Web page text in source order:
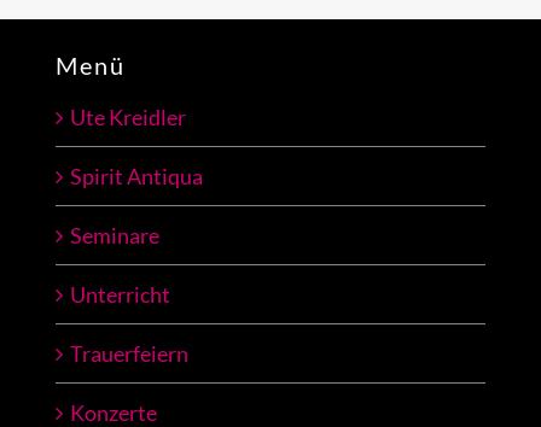
Menü
Ute Kreidler
Spirit Antiqua
Seminare
Unterricht
Trauerfeiern
Konzerte